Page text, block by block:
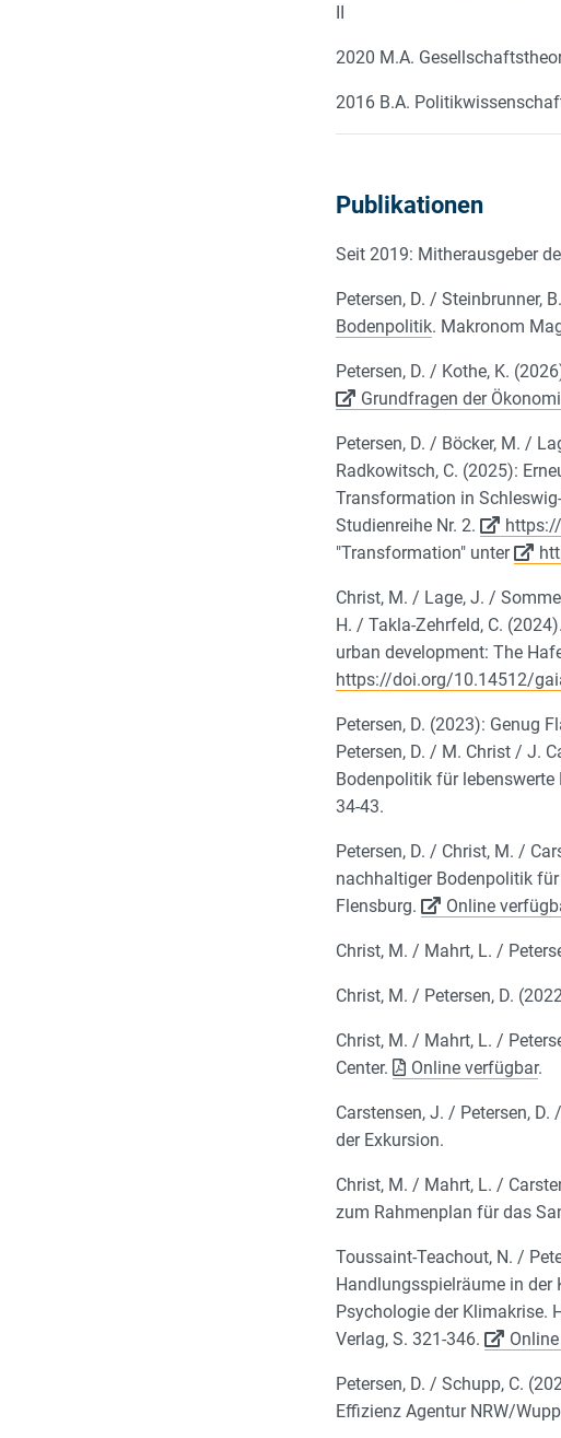
II
2020 M.A.
2016 B.A.
Publikationen
Seit 2019: Mitherausgeber
Petersen, D. / Steinbrunner,
Bodenpolitik. Makronom
Petersen, D. / Kothe, K.
Grundfragen der
Petersen, D. / Böcker, M. /
Radkowitsch, C. (2025):
Transformation in
Studienreihe Nr. 2.
"Transformation" unter
Christ, M. / Lage, J. /
H. / Takla-Zehrfeld, C.
urban development: The
https://doi.org/10.14512/
Petersen, D. (2023): Genug
Petersen, D. / M. Christ / J.
Bodenpolitik für lebenswerte
34-43.
Petersen, D. / Christ, M. /
nachhaltiger Bodenpolitik
Flensburg.
Online
Christ, M. / Mahrt, L. /
Christ, M. / Petersen, D.
Christ, M. / Mahrt, L. /
Center.
Online verfügbar.
Carstensen, J. / Petersen,
der Exkursion.
Christ, M. / Mahrt, L. /
zum Rahmenplan für das
Toussaint-Teachout, N. /
Handlungsspielräume in der
Psychologie der Klimakrise.
Verlag, S. 321-346.
Petersen, D. / Schupp, C.
Effizienz Agentur NRW/